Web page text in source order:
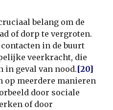
belang om de
of dorp te vergroten.
in de buurt
veerkracht, die
in geval van nood.[20]
op meerdere manieren
door sociale
of door